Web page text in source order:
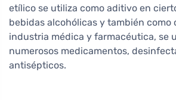
etílico se utiliza como aditivo en
bebidas alcohólicas y también como
industria médica y farmacéutica, se
numerosos medicamentos,
antisépticos.